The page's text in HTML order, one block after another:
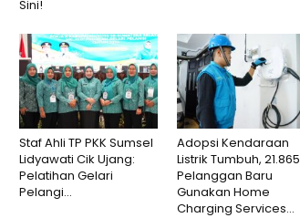
Sini!
Staf Ahli TP PKK Sumsel
Lidyawati Cik Ujang:
Pelatihan Gelari
Pelangi...
Adopsi Kendaraan
Listrik Tumbuh, 21.865
Pelanggan Baru
Gunakan Home
Charging Services...